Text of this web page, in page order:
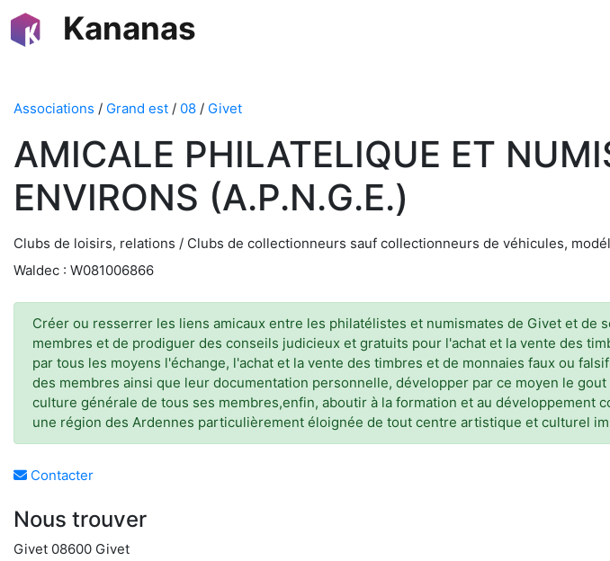
Kananas
Associations / Grand est / 08 / Givet
AMICALE PHILATELIQUE ET
ENVIRONS (A.P.N.G.E.)
Clubs de loisirs, relations / Clubs de collectionneurs sauf collectionneurs de véhicules,
Waldec : W081006866
Créer ou resserrer les liens amicaux entre les philatélistes et numismates de Givet et
membres et de prodiguer des conseils judicieux et gratuits pour l'achat et la vente des
par tous les moyens l'échange, l'achat et la vente des timbres et de monnaies faux ou
des membres ainsi que leur documentation personnelle, développer par ce moyen le
culture générale de tous ses membres,enfin, aboutir à la formation et au
une région des Ardennes particulièrement éloignée de tout centre artistique et culturel
Contacter
Nous trouver
Givet 08600 Givet